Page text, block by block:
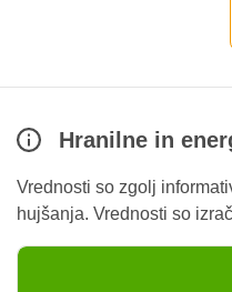
Hranilne in
Vrednosti so zgolj
hujšanja. Vrednosti so